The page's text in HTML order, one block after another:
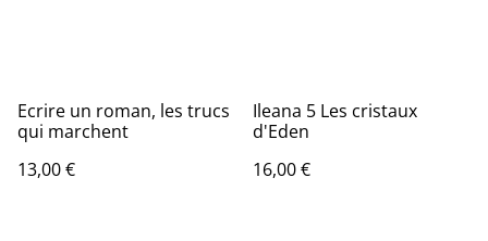
Ecrire un roman, les trucs
qui marchent
13,00 €
Ileana 5 Les cristaux
d'Eden
16,00 €